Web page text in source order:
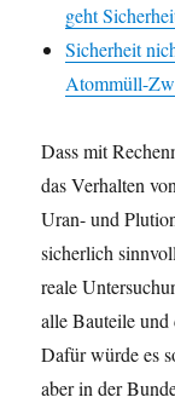
geht
Sicherheit
Atommüll-
Dass mit
das Verhalten
Uran- und
sicherlich
reale
alle Bauteile und
Dafür würde es
aber in der